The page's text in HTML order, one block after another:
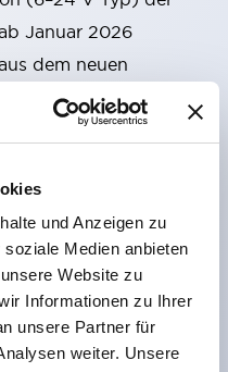
und Anzeigen zu
Medien anbieten
Website zu
Informationen zu Ihrer
unsere Partner für
weiter. Unsere
Januar 2026
dem neuen
die eine
sind jetzt
des
V betragen.
die mit nur einer
kann. Bisher waren